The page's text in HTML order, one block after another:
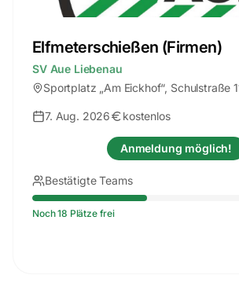
Elfmeterschießen (Firmen)
SV Aue Liebenau
Sportplatz „Am Eickhof“, Schulstraße
7. Aug. 2026 kostenlos
Anmeldung möglich!
Bestätigte Teams
Noch 18 Plätze frei